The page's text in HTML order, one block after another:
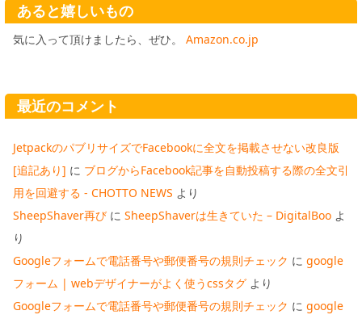
あると嬉しいもの
気に入って頂けましたら、ぜひ。 Amazon.co.jp
最近のコメント
JetpackのパブリサイズでFacebookに全文を掲載させない改良版
[追記あり] に ブログからFacebook記事を自動投稿する際の全文引
用を回避する - CHOTTO NEWS より
SheepShaver再び に SheepShaverは生きていた – DigitalBoo よ
り
Googleフォームで電話番号や郵便番号の規則チェック に google
フォーム | webデザイナーがよく使うcssタグ より
Googleフォームで電話番号や郵便番号の規則チェック に google